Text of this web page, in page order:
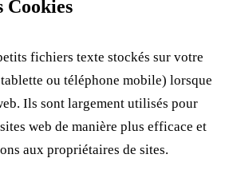
Cookies
fichiers texte stockés sur votre
ou téléphone mobile) lorsque
Ils sont largement utilisés pour
web de manière plus efficace et
aux propriétaires de sites.